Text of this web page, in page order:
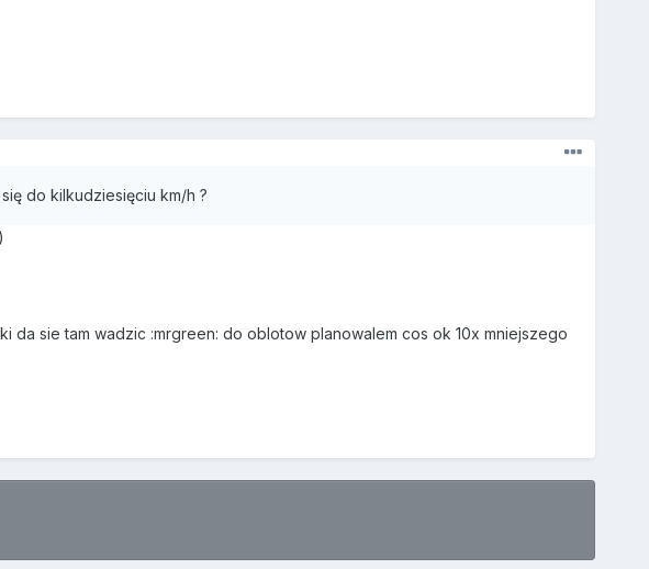
do kilkudziesięciu km/h ?
da sie tam wadzic :mrgreen: do oblotow planowalem cos ok 10x mniejszego